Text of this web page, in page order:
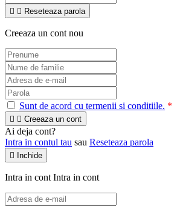
  Reseteaza parola
Creeaza un cont nou
Sunt de acord cu termenii si conditiile. *
  Creeaza un cont
Ai deja cont?
Intra in contul tau sau Reseteaza parola
 Inchide
Intra in cont Intra in cont